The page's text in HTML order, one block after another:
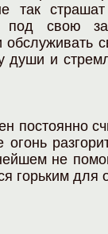
так
под свою
обслуживать
души и
постоянно
не
горьким для